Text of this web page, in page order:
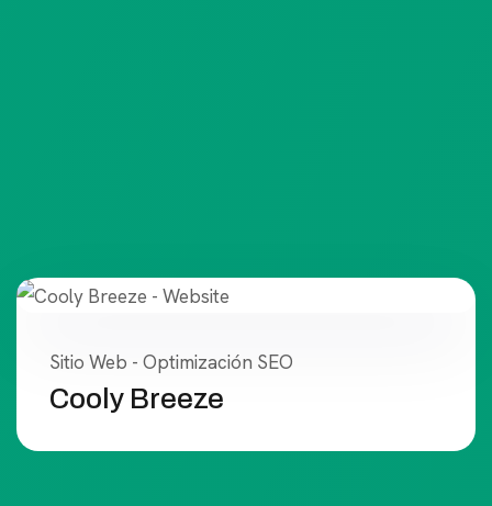
Sitio Web - Optimización SEO
Cooly Breeze